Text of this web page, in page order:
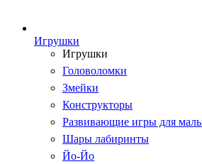
Игрушки
Игрушки
Головоломки
Змейки
Конструкторы
Развивающие игры для
Шары лабиринты
Йо-Йо